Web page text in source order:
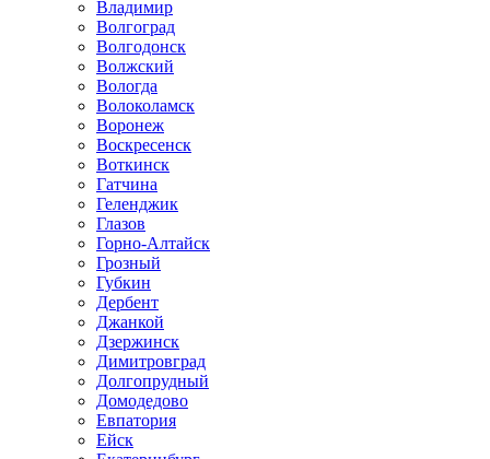
Владимир
Волгоград
Волгодонск
Волжский
Вологда
Волоколамск
Воронеж
Воскресенск
Воткинск
Гатчина
Геленджик
Глазов
Горно-Алтайск
Грозный
Губкин
Дербент
Джанкой
Дзержинск
Димитровград
Долгопрудный
Домодедово
Евпатория
Ейск